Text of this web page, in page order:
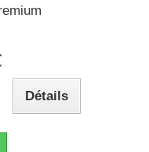
Détails